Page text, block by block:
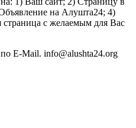
на Алушта24; 4)
страница с желаемым для Вас
E-Mail. info@alushta24.org